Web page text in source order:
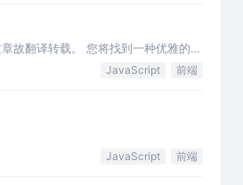
故翻译转载。 您将找到一种优雅的方
JavaScript 前端
JavaScript 前端